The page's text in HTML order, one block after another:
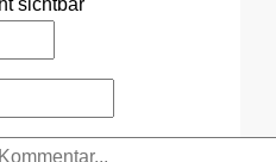
sichtbar